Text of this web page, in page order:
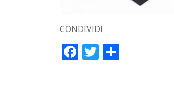
CONDIVIDI
FacebookTwitter